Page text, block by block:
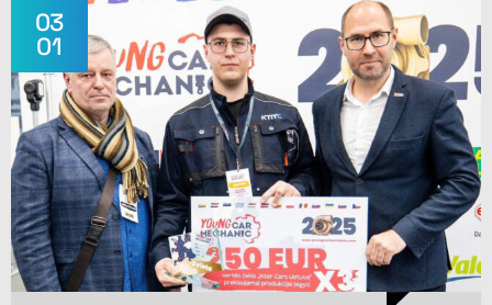
03
01